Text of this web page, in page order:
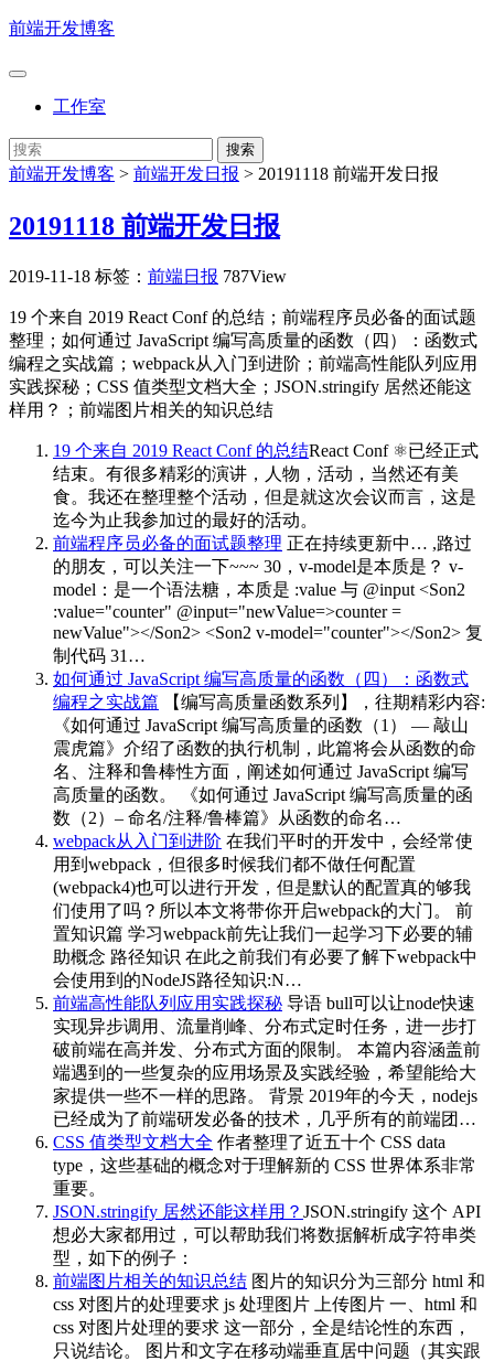
前端开发博客
工作室
前端开发博客 > 前端开发日报 > 20191118 前端开发日报
20191118 前端开发日报
2019-11-18 标签： 前端日报 787View
19 个来自 2019 React Conf 的总结；前端程序员必备的面试题
整理；如何通过 JavaScript 编写高质量的函数（四）：函数式
编程之实战篇；webpack从入门到进阶；前端高性能队列应用
实践探秘；CSS 值类型文档大全；JSON.stringify 居然还能这
样用？；前端图片相关的知识总结
19 个来自 2019 React Conf 的总结React Conf ⚛️已经正式
结束。有很多精彩的演讲，人物，活动，当然还有美
食。我还在整理整个活动，但是就这次会议而言，这是
迄今为止我参加过的最好的活动。
前端程序员必备的面试题整理 正在持续更新中… ,路过
的朋友，可以关注一下~~~ 30，v-model是本质是？ v-
model：是一个语法糖，本质是 :value 与 @input <Son2
:value="counter" @input="newValue=>counter =
newValue"></Son2> <Son2 v-model="counter"></Son2> 复
制代码 31…
如何通过 JavaScript 编写高质量的函数（四）：函数式
编程之实战篇 【编写高质量函数系列】，往期精彩内容:
《如何通过 JavaScript 编写高质量的函数（1） — 敲山
震虎篇》介绍了函数的执行机制，此篇将会从函数的命
名、注释和鲁棒性方面，阐述如何通过 JavaScript 编写
高质量的函数。 《如何通过 JavaScript 编写高质量的函
数（2）– 命名/注释/鲁棒篇》从函数的命名…
webpack从入门到进阶 在我们平时的开发中，会经常使
用到webpack，但很多时候我们都不做任何配置
(webpack4)也可以进行开发，但是默认的配置真的够我
们使用了吗？所以本文将带你开启webpack的大门。 前
置知识篇 学习webpack前先让我们一起学习下必要的辅
助概念 路径知识 在此之前我们有必要了解下webpack中
会使用到的NodeJS路径知识:N…
前端高性能队列应用实践探秘 导语 bull可以让node快速
实现异步调用、流量削峰、分布式定时任务，进一步打
破前端在高并发、分布式方面的限制。 本篇内容涵盖前
端遇到的一些复杂的应用场景及实践经验，希望能给大
家提供一些不一样的思路。 背景 2019年的今天，nodejs
已经成为了前端研发必备的技术，几乎所有的前端团…
CSS 值类型文档大全 作者整理了近五十个 CSS data
type，这些基础的概念对于理解新的 CSS 世界体系非常
重要。
JSON.stringify 居然还能这样用？ JSON.stringify 这个 API
想必大家都用过，可以帮助我们将数据解析成字符串类
型，如下的例子：
前端图片相关的知识总结 图片的知识分为三部分 html 和
css 对图片的处理要求 js 处理图片 上传图片 一、html 和
css 对图片处理的要求 这一部分，全是结论性的东西，
只说结论。 图片和文字在移动端垂直居中问题（其实跟